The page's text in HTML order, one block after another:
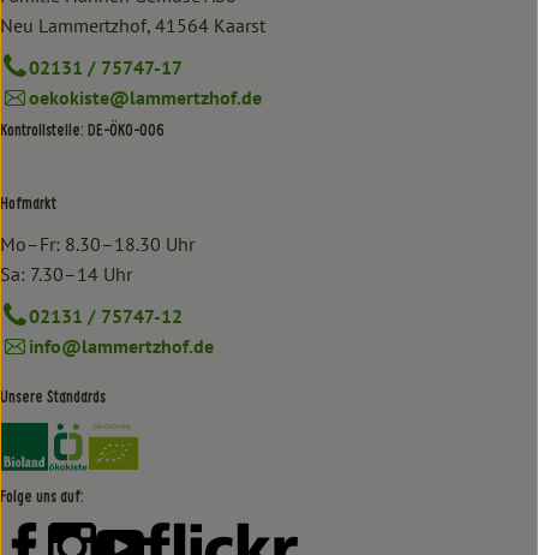
Neu Lammertzhof, 41564 Kaarst
02131 / 75747-17
oekokiste@lammertzhof.de
Kontrollstelle: DE-ÖKO-006
Hofmarkt
Mo–Fr: 8.30–18.30 Uhr
Sa: 7.30–14 Uhr
02131 / 75747-12
info@lammertzhof.de
Unsere Standards
Externer Link zu https://www.bioland.de/verbraucher
Externer Link zu https://www.oekokiste.de/
Folge uns auf:
Externer Link zu https://www.facebook.com/lammertzhof/
Externer Link zu https://www.instagram.com/
Externer Link zu https://www.youtube.com/
Externer Link zu https://